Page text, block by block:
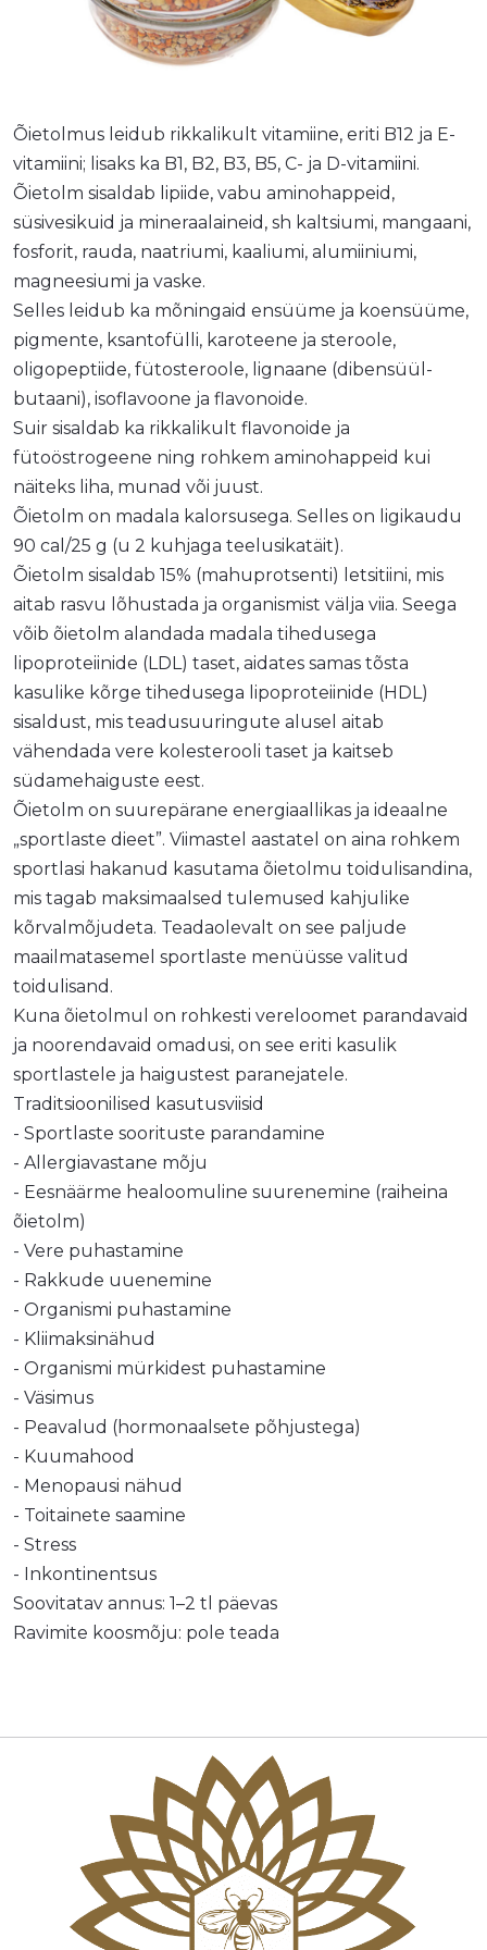
Õietolmus leidub rikkalikult vitamiine, eriti B12 ja E-
vitamiini; lisaks ka B1, B2, B3, B5, C- ja D-vitamiini.
Õietolm sisaldab lipiide, vabu aminohappeid,
süsivesikuid ja mineraalaineid, sh kaltsiumi, mangaani,
fosforit, rauda, naatriumi, kaaliumi, alumiiniumi,
magneesiumi ja vaske.
Selles leidub ka mõningaid ensüüme ja koensüüme,
pigmente, ksantofülli, karoteene ja steroole,
oligopeptiide, fütosteroole, lignaane (dibensüül-
butaani), isoflavoone ja flavonoide.
Suir sisaldab ka rikkalikult flavonoide ja
fütoöstrogeene ning rohkem aminohappeid kui
näiteks liha, munad või juust.
Õietolm on madala kalorsusega. Selles on ligikaudu
90 cal/25 g (u 2 kuhjaga teelusikatäit).
Õietolm sisaldab 15% (mahuprotsenti) letsitiini, mis
aitab rasvu lõhustada ja organismist välja viia. Seega
võib õietolm alandada madala tihedusega
lipoproteiinide (LDL) taset, aidates samas tõsta
kasulike kõrge tihedusega lipoproteiinide (HDL)
sisaldust, mis teadusuuringute alusel aitab
vähendada vere kolesterooli taset ja kaitseb
südamehaiguste eest.
Õietolm on suurepärane energiaallikas ja ideaalne
„sportlaste dieet”. Viimastel aastatel on aina rohkem
sportlasi hakanud kasutama õietolmu toidulisandina,
mis tagab maksimaalsed tulemused kahjulike
kõrvalmõjudeta. Teadaolevalt on see paljude
maailmatasemel sportlaste menüüsse valitud
toidulisand.
Kuna õietolmul on rohkesti vereloomet parandavaid
ja noorendavaid omadusi, on see eriti kasulik
sportlastele ja haigustest paranejatele.
Traditsioonilised kasutusviisid
- Sportlaste soorituste parandamine
- Allergiavastane mõju
- Eesnäärme healoomuline suurenemine (raiheina
õietolm)
- Vere puhastamine
- Rakkude uuenemine
- Organismi puhastamine
- Kliimaksinähud
- Organismi mürkidest puhastamine
- Väsimus
- Peavalud (hormonaalsete põhjustega)
- Kuumahood
- Menopausi nähud
- Toitainete saamine
- Stress
- Inkontinentsus
Soovitatav annus: 1–2 tl päevas
Ravimite koosmõju: pole teada